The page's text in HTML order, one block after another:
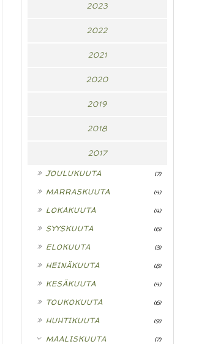
2023
2022
2021
2020
2019
2018
2017
JOULUKUUTA (7)
MARRASKUUTA (4)
LOKAKUUTA (4)
SYYSKUUTA (6)
ELOKUUTA (3)
HEINÄKUUTA (8)
KESÄKUUTA (4)
TOUKOKUUTA (6)
HUHTIKUUTA (9)
MAALISKUUTA (7)